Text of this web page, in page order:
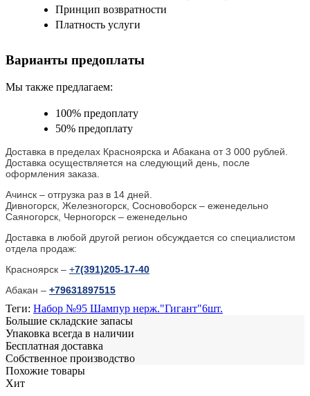
Принцип возвратности
Платность услуги
Варианты предоплаты
Мы также предлагаем:
100% предоплату
50% предоплату
Доставка в пределах Красноярска и Абакана от 3 000 рублей.
Доставка осуществляется на следующий день, после
оформления заказа.
Ачинск – отгрузка раз в 14 дней.
Дивногорск, Железногорск, Сосновоборск – еженедельно
Саяногорск, Черногорск – еженедельно
Доставка в любой другой регион обсуждается со специалистом
отдела продаж:
Красноярск – +7(391)205-17-40
Абакан – +79631897515
Теги: Набор №95 Шампур нерж."Гигант"6шт.
Большие складские запасы
Упаковка всегда в наличии
Бесплатная доставка
Собственное производство
Похожие товары
Хит